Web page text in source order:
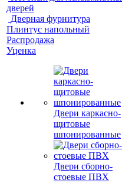
дверей
Дверная фурнитура
Плинтус напольный
Распродажа
Уценка
Двери каркасно-
щитовые
шпонированные
Двери сборно-
стоевые ПВХ